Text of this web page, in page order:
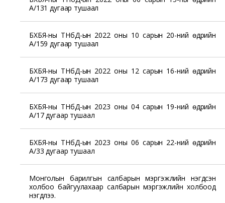
А/131 дугаар тушаал
БХБЯ-ны ТНбД-ын 2022 оны 10 сарын 20-ний өдрийн
А/159 дугаар тушаал
БХБЯ-ны ТНбД-ын 2022 оны 12 сарын 16-ний өдрийн
А/173 дугаар тушаал
БХБЯ-ны ТНбД-ын 2023 оны 04 сарын 19-ний өдрийн
А/17 дугаар тушаал
БХБЯ-ны ТНбД-ын 2023 оны 06 сарын 22-ний өдрийн
А/33 дугаар тушаал
Монголын барилгын салбарын мэргэжлийн нэгдсэн
холбоо байгуулахаар салбарын мэргэжлийн холбоод
нэгдлээ.